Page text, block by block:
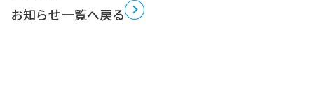
お知らせ一覧へ戻る